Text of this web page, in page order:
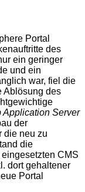
Portal
des
ein geringer
und ein
war, fiel die
Ablösung des
Application Server
der
die neu zu
die
CMS
dort gehaltener
Portal